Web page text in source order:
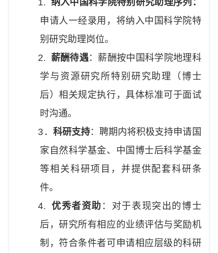
1. 纳入中国科学院特别研究助理序列：
申请人一经录用，将纳入中国科学院特
别研究助理岗位。
2. 薪酬待遇：薪酬按中国科学院地理科
学与资源研究所特别研究助理（博士
后）相关规定执行，具体标准可于面试
时沟通。
3 ． 科研支持：聘期内将积极支持申请国
家自然科学基金、中国博士后科学基金
等相关科研项目，并提供配套科研条
件。
4. 优秀者资助 ：对于表现突出的博士
后，研究所有相应的业绩评估与奖励机
制，符合条件者可申请相应层级的科研